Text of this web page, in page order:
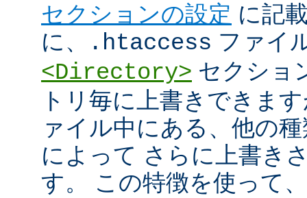
セクションの設定 に記
に、
.htaccess ファイ
<Directory> セクショ
トリ毎に上書きできま
ァイル中にある、他の
によって さらに上書き
す。 この特徴を使って